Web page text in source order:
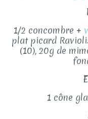
1/2 concombre +
plat picard
(10), 20g de
1 cône